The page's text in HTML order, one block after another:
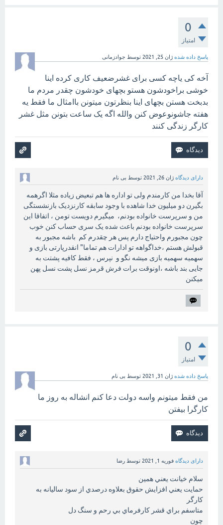
0
امتیاز
پاسخ داده شده ژان 25, 2021 توسط جوادزمانی
آخه کی یاچه کسی برای غشرضعیف کاری کرده اینا
خوشی براخودشون هستو بچهای خودشون چقدر مردم ما
بدبخت هستن بچهای اینا بنظرتون میتونن باامثال ما فقط یه
هفته جاشونوعوض کنن والله اگه یک ساعت بتونن مثل غشر
کارگر زندگی کنند
دارای دیدگاه ژان 26, 2021 توسط بی نام
آقا بخدا من کارمندم ولی تو اداره ها هم تبعیض زیاده مثلا اگرهمه
بگیرن دو میلیون خدا شاهده با وجود سابقه کارنزدیک بازنشستگی
من و سرپرست خانواده بودنم، میگیرم دویست تومن ، اتفاقا این
سرپرست خانواده بودنم باعث شده یک سری حساب کنن خوب
چون مجبورم واحتیاج دارم پس هر چقدرم کم باشه مجبور به
قبولش هستم ،خداگواهه تو ادارات هم تماما" انقدرپارتی بازی و
سهمیه سهمیه بازی میشه نگو و نپرس ، فقط کافیه پشتت به
جایی بند باشه ،اونوقت برات فرش قرمز نسل پشت نسل پهن
میکنن
0
امتیاز
پاسخ داده شده ژان 31, 2021 توسط بی نام
من فقط میتونم واسه دولت دعا کنم انشاله به روز ما
کارگرا بیفتن
دارای دیدگاه فوریه 1, 2021 توسط رضا
سلام خيانت يعني همين
حمايت يعني افزايش حقوق بعلاوه درصدي از سود ساليانه به
كارگر
متاسفم براي قشر كارفرماي بي رحم و سنگ دل
چون